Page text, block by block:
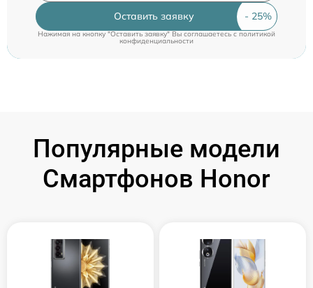
Оставить заявку
Нажимая на кнопку "Оставить заявку" Вы соглашаетесь cполитикой
конфиденциальности
Популярные модели
Смартфонов Honor